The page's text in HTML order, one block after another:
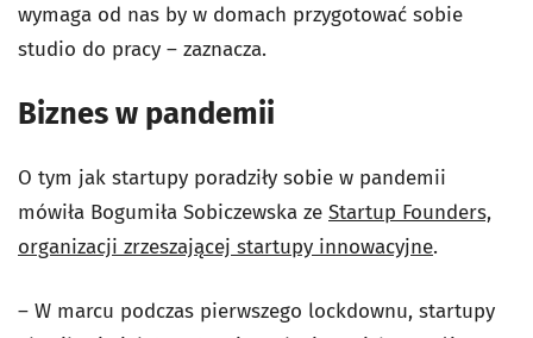
wymaga od nas by w domach przygotować sobie
studio do pracy – zaznacza.
Biznes w pandemii
O tym jak startupy poradziły sobie w pandemii
mówiła Bogumiła Sobiczewska ze Startup Founders,
organizacji zrzeszającej startupy innowacyjne.
– W marcu podczas pierwszego lockdownu, startupy